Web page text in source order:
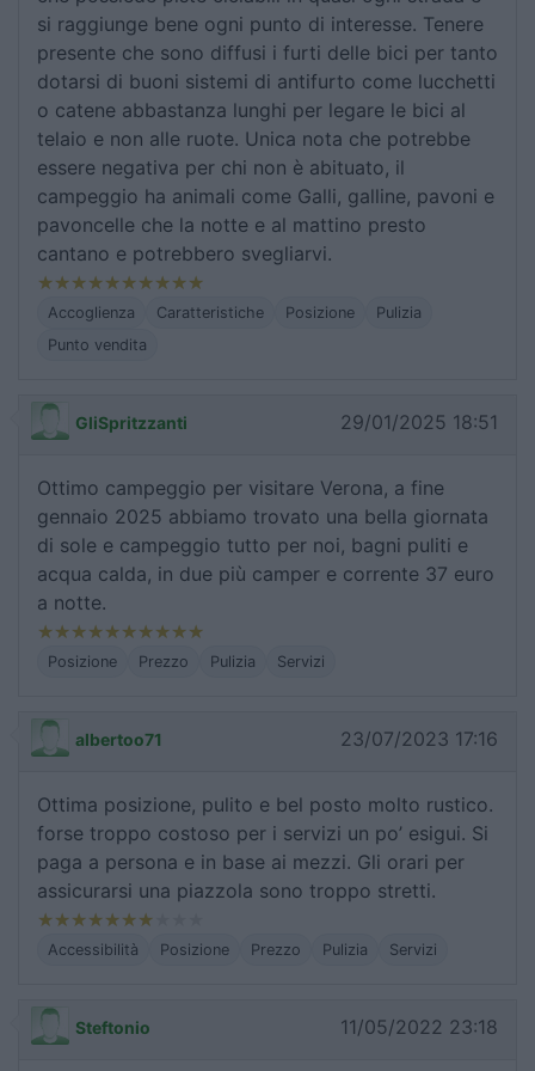
si raggiunge bene ogni punto di interesse. Tenere
presente che sono diffusi i furti delle bici per tanto
dotarsi di buoni sistemi di antifurto come lucchetti
o catene abbastanza lunghi per legare le bici al
telaio e non alle ruote. Unica nota che potrebbe
essere negativa per chi non è abituato, il
campeggio ha animali come Galli, galline, pavoni e
pavoncelle che la notte e al mattino presto
cantano e potrebbero svegliarvi.
Accoglienza Caratteristiche Posizione
Pulizia
Punto vendita
GliSpritzzanti 29/01/2025 18:51
Ottimo campeggio per visitare Verona, a fine
gennaio 2025 abbiamo trovato una bella giornata
di sole e campeggio tutto per noi, bagni puliti e
acqua calda, in due più camper e corrente 37 euro
a notte.
Posizione Prezzo Pulizia Servizi
albertoo71 23/07/2023 17:16
Ottima posizione, pulito e bel posto molto rustico.
forse troppo costoso per i servizi un po’ esigui. Si
paga a persona e in base ai mezzi. Gli orari per
assicurarsi una piazzola sono troppo stretti.
Accessibilità Posizione Prezzo Pulizia Servizi
Steftonio 11/05/2022 23:18